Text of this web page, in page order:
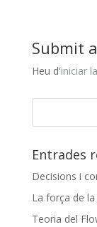
Submit
Heu d'iniciar
Entrades
Decisions i
La força de
Teoria del